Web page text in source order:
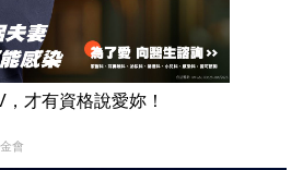
才有資格說愛妳！
會